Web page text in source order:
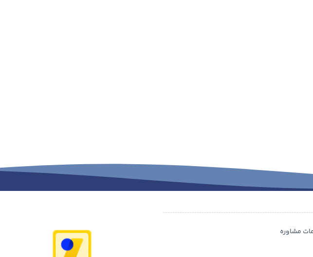
مشاوره